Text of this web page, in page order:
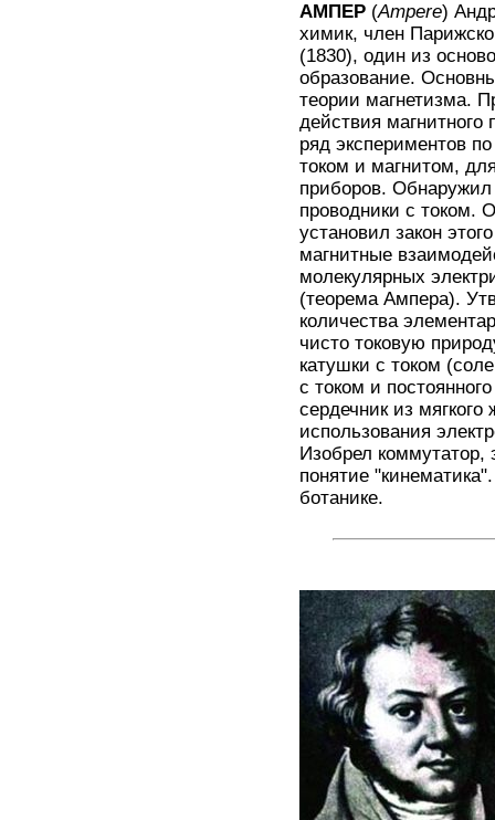
АМПЕР (Ampere)
химик, член
(1830), один из
образование.
теории магнетизма.
действия
ряд экспериментов
током и магнитом,
приборов.
проводники с током.
установил закон
магнитные
молекулярных
(теорема Ампера).
количества
чисто токовую
катушки с током
с током и
сердечник из
использования
Изобрел
понятие
ботанике.